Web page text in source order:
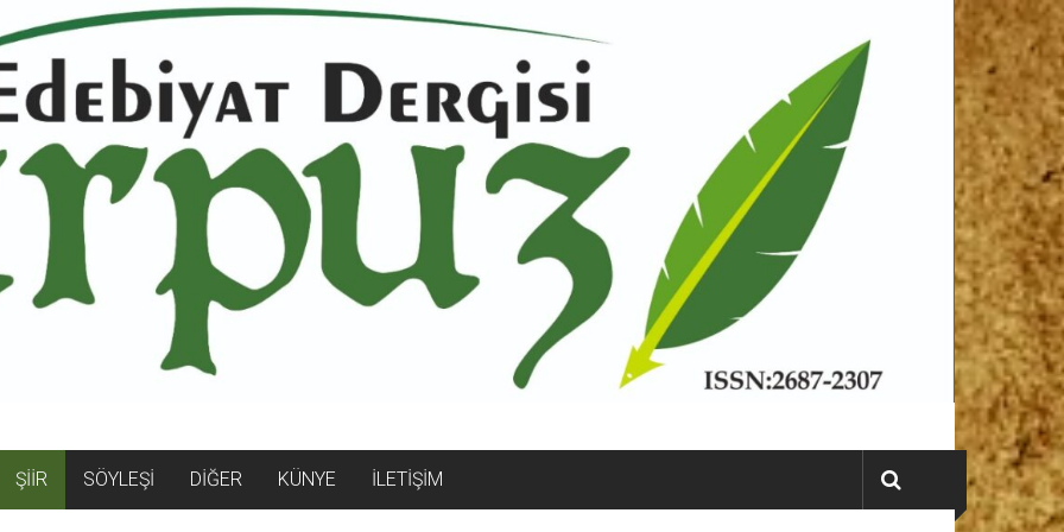
ŞİİR SÖYLEŞİ DİĞER KÜNYE İLETİŞİM